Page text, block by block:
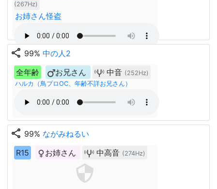
(267Hz)
お姉さん怪盗
share 99% 中の人2
全年齢
お兄さん 中音 (252Hz)
ハルカ（鳥プロOC、年齢不詳お兄さん）
share 99% ながみねるい
R15
お姉さん 中高音 (274Hz)